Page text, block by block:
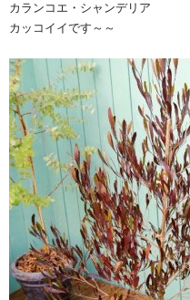
カランコエ・シャンデリア
カッコイイです～～